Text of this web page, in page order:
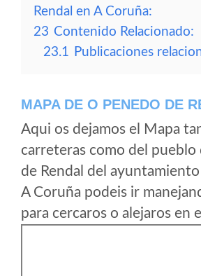
Rendal en A Coruña:
23 Contenido Relacionado:
23.1 Publicaciones
MAPA DE O PENEDO DE
Aqui os dejamos el Mapa
carreteras como del pueblo
de Rendal del
A Coruña podeis ir
para cercaros o alejaros en